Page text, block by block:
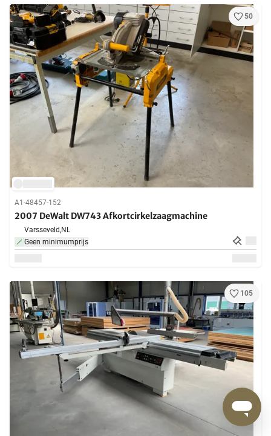
50
A1-48457-152
2007 DeWalt DW743 Afkortcirkelzaagmachine
Varsseveld,NL
Geen minimumprijs
105